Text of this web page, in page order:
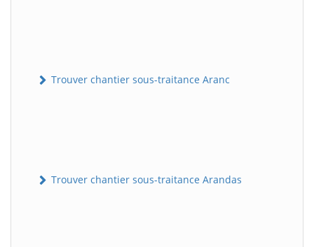
Trouver chantier sous-traitance Aranc
Trouver chantier sous-traitance Arandas